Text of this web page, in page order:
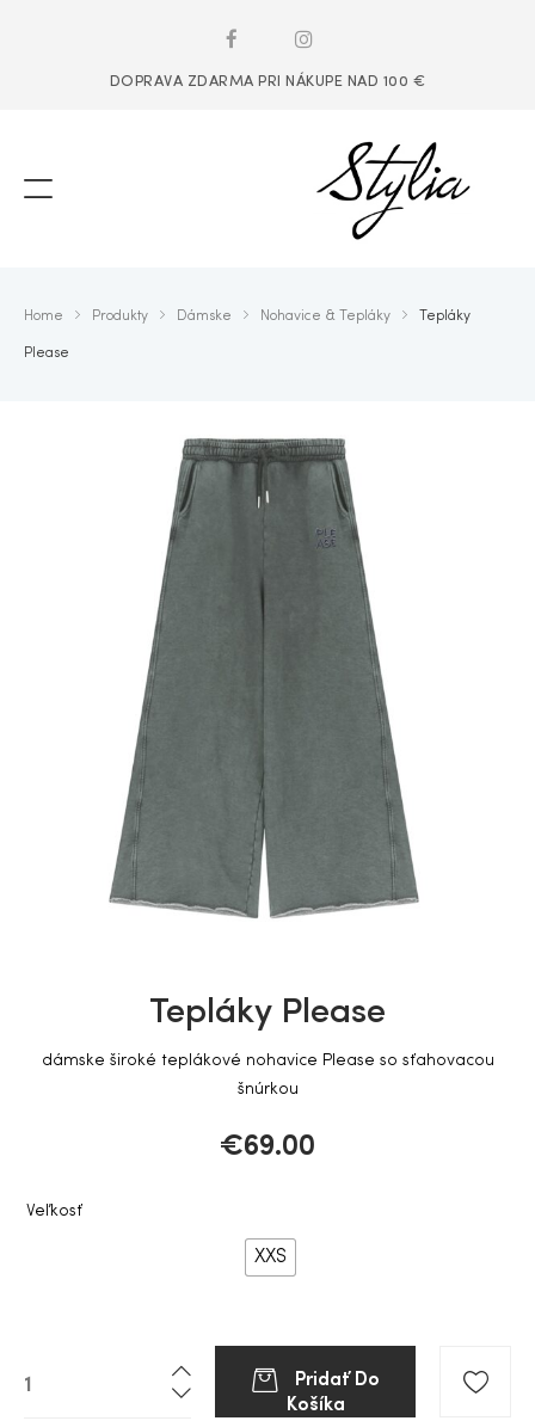
DOPRAVA ZDARMA PRI NÁKUPE NAD 100 €
Home Produkty Dámske Nohavice & Tepláky Tepláky
Please
Tepláky Please
dámske široké teplákové nohavice Please so sťahovacou
šnúrkou
€69.00
Veľkosť
XXS
Pridať Do
Košíka